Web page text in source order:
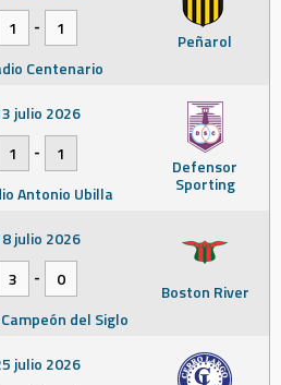
Peñarol
1
-
1
Centenario
Defensor
Sporting
julio 2026
1
-
1
Antonio Ubilla
Boston River
julio 2026
3
-
0
del Siglo
julio 2026